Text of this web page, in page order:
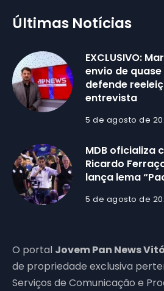
Últimas Notícias
EXCLUSIVO:
envio de quase
defende
entrevista
5 de agosto de
MDB oficializa
Ricardo
lança lema
5 de agosto de
O portal Jovem Pan News
de propriedade exclusiva
Serviços de Comunicação e